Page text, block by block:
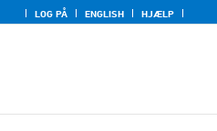
LOG PÅ ENGLISH HJÆLP